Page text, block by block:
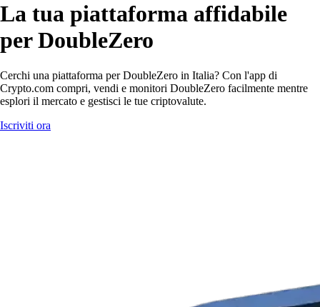
La tua piattaforma affidabile
per DoubleZero
Cerchi una piattaforma per DoubleZero in Italia? Con l'app di
Crypto.com compri, vendi e monitori DoubleZero facilmente mentre
esplori il mercato e gestisci le tue criptovalute.
Iscriviti ora